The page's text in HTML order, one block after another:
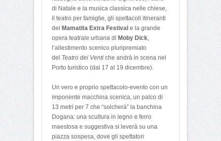
di Natale e la musica classica nelle chiese,
il teatro per famiglie, gli spettacoli itineranti
del Mamatita Extra Festival e la grande
opera teatrale urbana di Moby Dick,
l’allestimento scenico pluripremiato
del Teatro dei Venti che andrà in scena nel
Porto turistico (dal 17 al 19 dicembre).
Un vero e proprio spettacolo-evento con un
imponente macchina scenica, un palco di
13 metri per 7 che “solcherà” la banchina
Dogana: una scultura in legno e ferro
maestosa e suggestiva si leverà su una
piazza sospesa, dove gli spettatori